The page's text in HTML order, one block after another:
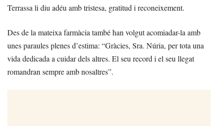
Terrassa li diu adéu amb tristesa, gratitud i reconeixement.
Des de la mateixa farmàcia també han volgut acomiadar-la amb
unes paraules plenes d’estima: “Gràcies, Sra. Núria, per tota una
vida dedicada a cuidar dels altres. El seu record i el seu llegat
romandran sempre amb nosaltres”.